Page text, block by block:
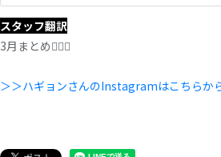
スタッフ翻訳
3月まとめ🚶🏻‍♂️
＞＞ハギョンさんのInstagramはこちらか